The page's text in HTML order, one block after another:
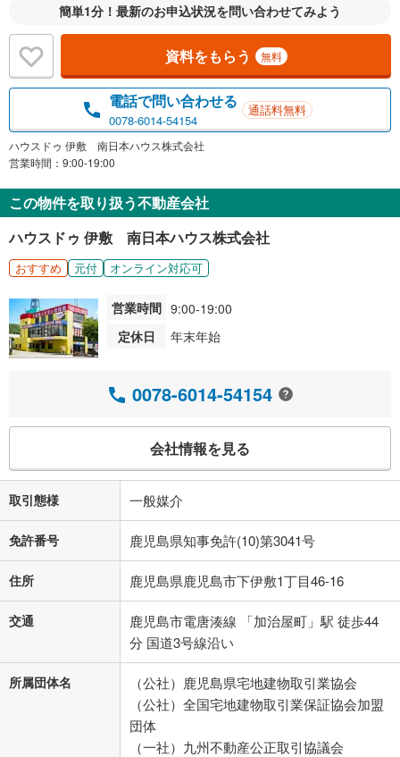
簡単1分！最新のお申込状況を問い合わせてみよう
資料をもらう 無料
電話で問い合わせる
0078-6014-54154
通話料無料
ハウスドゥ 伊敷 南日本ハウス株式会社
営業時間：9:00-19:00
この物件を取り扱う不動産会社
ハウスドゥ 伊敷 南日本ハウス株式会社
おすすめ 元付 オンライン対応可
営業時間 9:00-19:00
定休日
年末年始
0078-6014-54154
会社情報を見る
取引態様 一般媒介
免許番号 鹿児島県知事免許(10)第3041号
住所 鹿児島県鹿児島市下伊敷1丁目46-16
交通
鹿児島市電唐湊線 「加治屋町」駅 徒歩44
分 国道3号線沿い
所属団体名
（公社）鹿児島県宅地建物取引業協会
（公社）全国宅地建物取引業保証協会加盟
団体
（一社）九州不動産公正取引協議会